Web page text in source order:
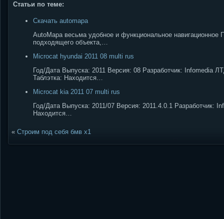
Статьи по теме:
Скачать automapa
AutoMapa весьма удобное и функциональное
подходящего объекта,…
Microcat hyundai 2011 08 multi rus
Год/Дата Выпуска: 2011 Версия: 08 Разработчик: Infomedia
Таблэтка: Находится…
Microcat kia 2011 07 multi rus
Год/Дата Выпуска: 2011/07 Версия: 2011.4.0.1 Разработчик:
Находится…
« Строим под себя бмв x1